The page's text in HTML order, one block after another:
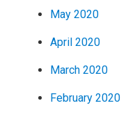
May 2020
April 2020
March 2020
February 2020